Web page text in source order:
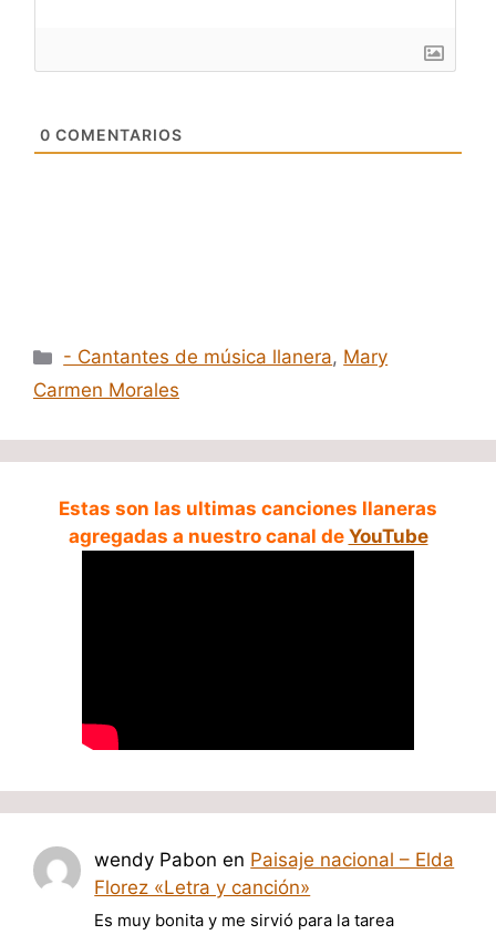
0 COMENTARIOS
Categorías
- Cantantes de música llanera, Mary
Carmen Morales
Estas son las ultimas canciones llaneras
agregadas a nuestro canal de YouTube
wendy Pabon en Paisaje nacional – Elda
Florez «Letra y canción»
Es muy bonita y me sirvió para la tarea